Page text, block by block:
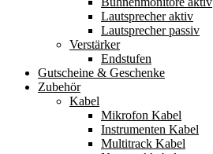
Lautsprecher aktiv
Lautsprecher passiv
Verstärker
Endstufen
Gutscheine & Geschenke
Zubehör
Kabel
Mikrofon Kabel
Instrumenten Kabel
Multitrack Kabel